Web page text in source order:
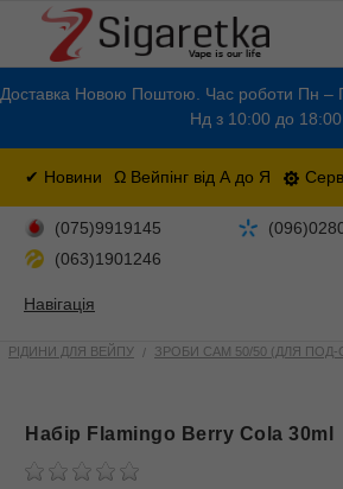
Доставка Новою Поштою. Час роботи Пн –
Нд з 10:00 до 18:00
✔ Новини Ω Вейпінг від А до Я
(075)9919145
(063)1901246
Навігація
РІДИНИ ДЛЯ ВЕЙПУ ЗРОБИ САМ 50/50 (ДЛЯ
Набір Flamingo Berry Cola 30ml